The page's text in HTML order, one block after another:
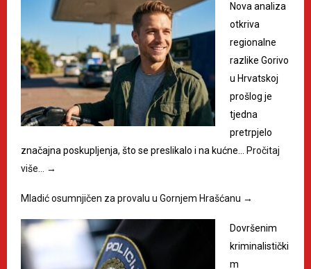
Nova analiza
otkriva
regionalne
razlike Gorivo
u Hrvatskoj
prošlog je
tjedna
pretrpjelo
značajna poskupljenja, što se preslikalo i na kućne… Pročitaj
više… →
Mladić osumnjičen za provalu u Gornjem Hrašćanu →
Dovršenim
kriminalistički
m